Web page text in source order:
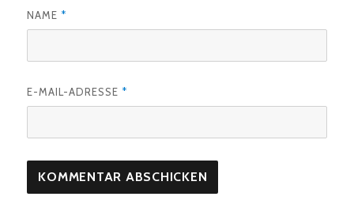
NAME *
E-MAIL-ADRESSE *